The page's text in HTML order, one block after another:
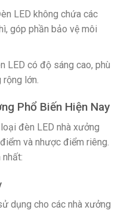
LED không chứa các
góp phần bảo vệ môi
LED có độ sáng cao, phù
rộng lớn.
Phổ Biến Hiện Nay
đèn LED nhà xưởng
và nhược điểm riêng.
dụng cho các nhà xưởng